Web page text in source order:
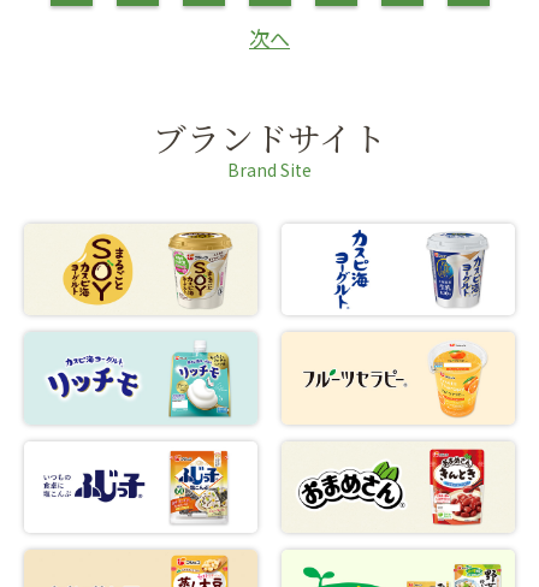
次へ
ブランドサイト
Brand Site